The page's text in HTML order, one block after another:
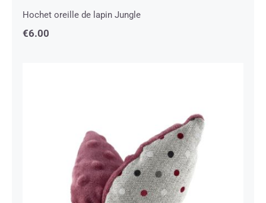
Hochet oreille de lapin Jungle
€6.00